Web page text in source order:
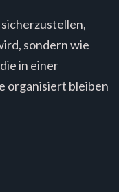
sondern wie
in einer
organisiert bleiben